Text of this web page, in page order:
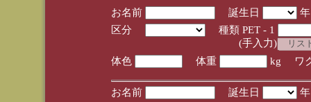
お名前 誕生日
区分
種類 PET - 1
(手入力)
体色
体重 kg ワ
お名前 誕生日